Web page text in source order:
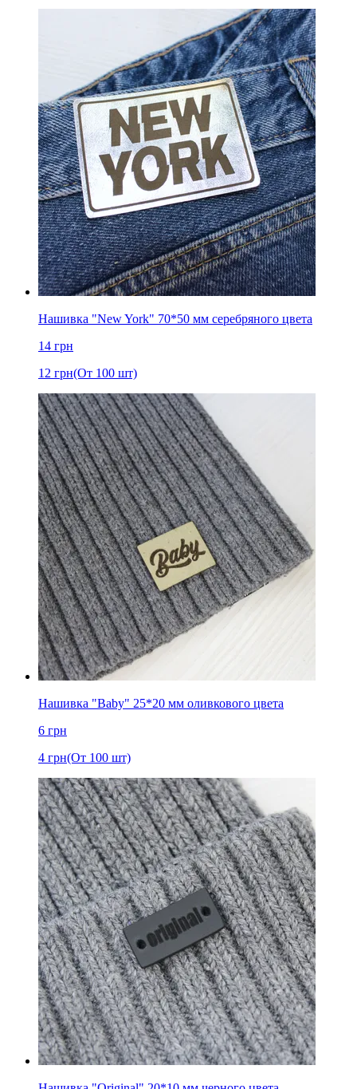
Нашивка "New York" 70*50 мм серебряного цвета
14 грн
12 грн(От 100 шт)
Нашивка "Baby" 25*20 мм оливкового цвета
6 грн
4 грн(От 100 шт)